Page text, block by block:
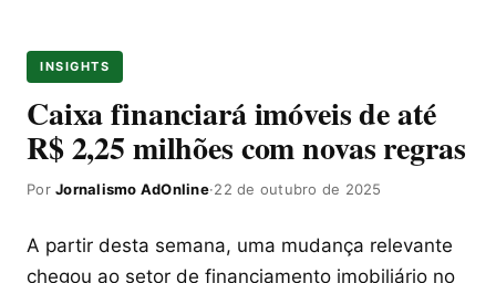
INSIGHTS
Caixa financiará imóveis de até
R$ 2,25 milhões com novas regras
PorJornalismo AdOnline·22 de outubro de 2025
A partir desta semana, uma mudança relevante
chegou ao setor de financiamento imobiliário no